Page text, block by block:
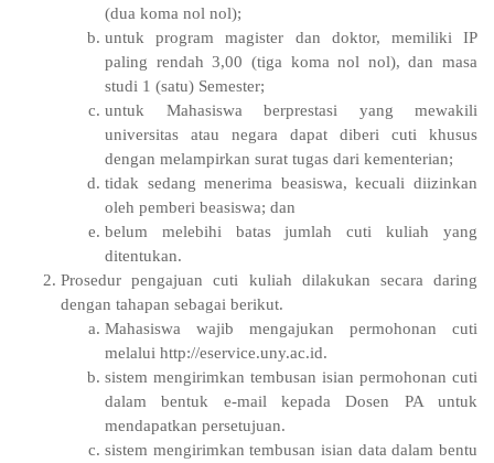
(dua koma nol nol);
untuk program magister dan doktor, memiliki IP
paling rendah 3,00 (tiga koma nol nol), dan masa
studi 1 (satu) Semester;
untuk Mahasiswa berprestasi yang mewakili
universitas atau negara dapat diberi cuti khusus
dengan melampirkan surat tugas dari kementerian;
tidak sedang menerima beasiswa, kecuali diizinkan
oleh pemberi beasiswa; dan
belum melebihi batas jumlah cuti kuliah yang
ditentukan.
Prosedur pengajuan cuti kuliah dilakukan secara daring
dengan tahapan sebagai berikut.
Mahasiswa wajib mengajukan permohonan cuti
melalui http://eservice.uny.ac.id.
sistem mengirimkan tembusan isian permohonan cuti
dalam bentuk e-mail kepada Dosen PA untuk
mendapatkan persetujuan.
sistem mengirimkan tembusan isian data dalam bentu